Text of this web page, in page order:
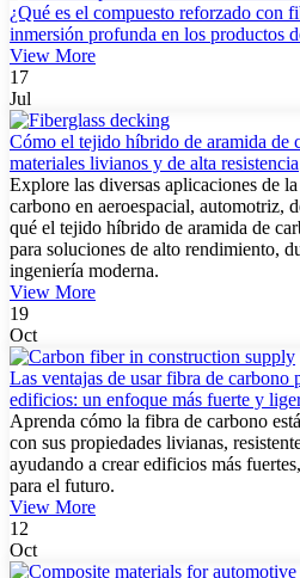
¿Qué es el compuesto reforzado con
inmersión profunda en los productos
View More
17
Jul
Cómo el tejido híbrido de aramida de
materiales livianos y de alta resistencia
Explore las diversas aplicaciones de
carbono en aeroespacial, automotriz,
qué el tejido híbrido de aramida de
para soluciones de alto rendimiento,
ingeniería moderna.
View More
19
Oct
Las ventajas de usar fibra de carbono
edificios: un enfoque más fuerte y
Aprenda cómo la fibra de carbono
con sus propiedades livianas,
ayudando a crear edificios más
para el futuro.
View More
12
Oct